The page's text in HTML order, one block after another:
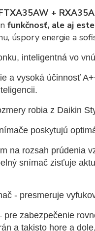
+ RXA35A
funkčnosť, ale aj
úspory energie a
inteligentná vo
a vysoká účinnosť
robia z Daikin
poskytujú
na rozsah prúdenia
snímač zisťuje
- presmeruje
pre zabezpečenie
a takisto hore a